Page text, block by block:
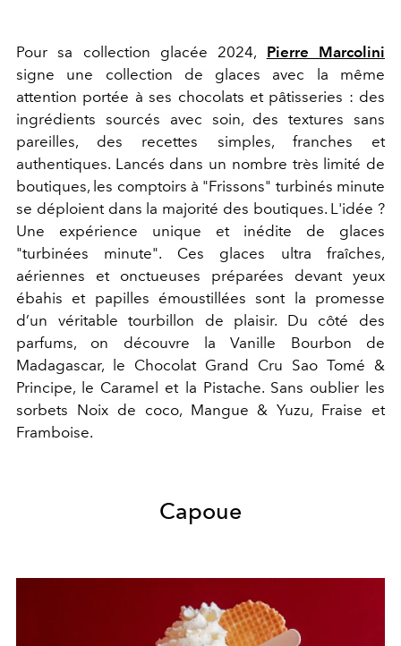
Pour sa collection glacée 2024, Pierre Marcolini
signe une collection de glaces avec la même
attention portée à ses chocolats et pâtisseries : des
ingrédients sourcés avec soin, des textures sans
pareilles, des recettes simples, franches et
authentiques. Lancés dans un nombre très limité de
boutiques, les comptoirs à "Frissons" turbinés minute
se déploient dans la majorité des boutiques. L'idée ?
Une expérience unique et inédite de glaces
"turbinées minute". Ces glaces ultra fraîches,
aériennes et onctueuses préparées devant yeux
ébahis et papilles émoustillées sont la promesse
d’un véritable tourbillon de plaisir. Du côté des
parfums, on découvre la Vanille Bourbon de
Madagascar, le Chocolat Grand Cru Sao Tomé &
Principe, le Caramel et la Pistache. Sans oublier les
sorbets Noix de coco, Mangue & Yuzu, Fraise et
Framboise.
Capoue